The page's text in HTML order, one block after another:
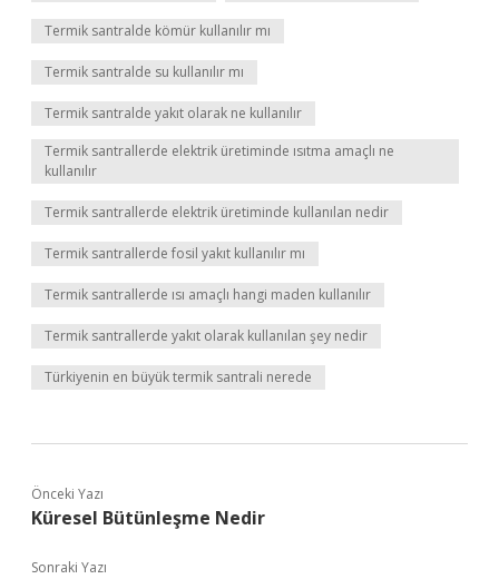
Termik santralde kömür kullanılır mı
Termik santralde su kullanılır mı
Termik santralde yakıt olarak ne kullanılır
Termik santrallerde elektrik üretiminde ısıtma amaçlı ne
kullanılır
Termik santrallerde elektrik üretiminde kullanılan nedir
Termik santrallerde fosil yakıt kullanılır mı
Termik santrallerde ısı amaçlı hangi maden kullanılır
Termik santrallerde yakıt olarak kullanılan şey nedir
Türkiyenin en büyük termik santrali nerede
Önceki Yazı
Küresel Bütünleşme Nedir
Sonraki Yazı